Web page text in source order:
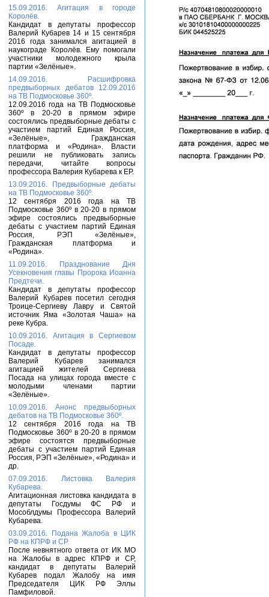
15.09.2016. Агитация в городе
Королёв.
Кандидат в депутаты профессор
Валерий Кубарев 14 и 15 сентября
2016 года занимался агитацией в
наукограде Королёв. Ему помогали
участники молодежного крыла
партии «Зелёные».
14.09.2016. Расшифровка
предвыборных дебатов 12.09.2016
на ТВ Подмосковье 360º.
12.09.2016 года на ТВ Подмосковье
360º в 20-20 в прямом эфире
состоялись предвыборные дебаты с
участием партий Единая Россия,
«Зелёные», Гражданская
платформа и «Родина». Власти
решили не публиковать запись
передачи, читайте вопросы
профессора Валерия Кубарева к ЕР.
13.09.2016. Предвыборные дебаты
на ТВ Подмосковье 360º.
12 сентября 2016 года на ТВ
Подмосковье 360º в 20-20 в прямом
эфире состоялись предвыборные
дебаты с участием партий Единая
Россия, РЭП «Зелёные»,
Гражданская платформа и
«Родина».
11.09.2016. Празднование Дня
Усекновения главы Пророка Иоанна
Предтечи.
Кандидат в депутаты профессор
Валерий Кубарев посетил сегодня
Троице-Сергиеву Лавру и Святой
источник Яма «Золотая Чаша» на
реке Кубра.
10.09.2016. Агитация в Сергиевом
Посаде.
Кандидат в депутаты профессор
Валерий Кубарев занимался
агитацией жителей Сергиева
Посада на улицах города вместе с
молодыми членами партии
«Зелёные».
10.09.2016. Анонс предвыборных
дебатов на ТВ Подмосковье 360º.
12 сентября 2016 года на ТВ
Подмосковье 360º в 20-20 в прямом
эфире состоятся предвыборные
дебаты с участием партий Единая
Россия, РЭП «Зелёные», «Родина» и
др.
07.09.2016. Листовка Валерия
Кубарева.
Агитационная листовка кандидата в
депутаты Госдумы ФС РФ и
Мособлдумы Профессора Валерий
Кубарева.
03.09.2016. Подана Жалоба в ЦИК
РФ на КПРФ и СР.
После невнятного ответа от ИК МО
на Жалобы в адрес КПРФ и СР,
кандидат в депутаты Валерий
Кубарев подал Жалобу на имя
Председателя ЦИК РФ Эллы
Памфиловой.